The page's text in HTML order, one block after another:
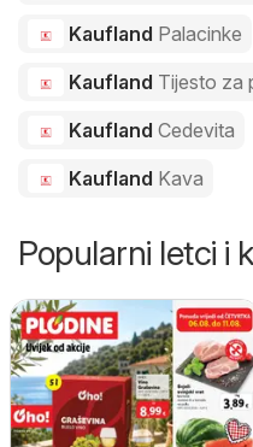
Kaufland Palacinke
Kaufland Tijesto za
Kaufland Cedevita
Kaufland Kava
Popularni letci i